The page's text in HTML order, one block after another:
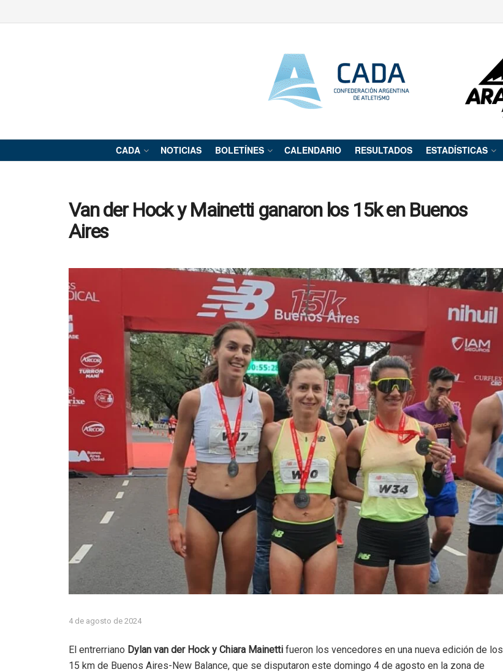
CADA NOTICIAS BOLETÍNES CALENDARIO RESULTADOS ESTADÍSTICAS
Van der Hock y Mainetti ganaron los 15k en Buenos
Aires
4 de agosto de 2024
El entrerriano Dylan van der Hock y Chiara Mainetti fueron los vencedores en una nueva edición de los
15 km de Buenos Aires-New Balance, que se disputaron este domingo 4 de agosto en la zona de